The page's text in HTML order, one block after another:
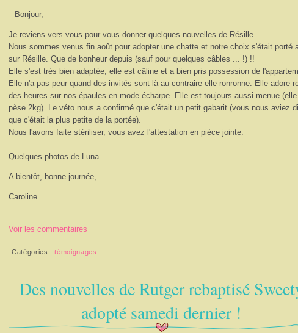
Bonjour,
Je reviens vers vous pour vous donner quelques nouvelles de Résille.
Nous sommes venus fin août pour adopter une chatte et notre choix s'était porté
sur Résille. Que de bonheur depuis (sauf pour quelques câbles ... !) !!
Elle s'est très bien adaptée, elle est câline et a bien pris possession de
Elle n'a pas peur quand des invités sont là au contraire elle ronronne. Elle adore
des heures sur nos épaules en mode écharpe. Elle est toujours aussi menue (elle
pèse 2kg). Le véto nous a confirmé que c'était un petit gabarit (vous nous aviez
que c'était la plus petite de la portée).
Nous l'avons faite stériliser, vous avez l'attestation en pièce jointe.
Quelques photos de Luna
A bientôt, bonne journée,
Caroline
Voir les commentaires
Catégories :témoignages -
Des nouvelles de Rutger rebaptisé
adopté samedi dernier !